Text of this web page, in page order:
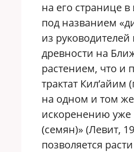
на его странице
под названием
из
древности на
растением, что и
трактат Кил’айим
на одном и том
искоренению уже
(семян)» (Левит,
позволяется